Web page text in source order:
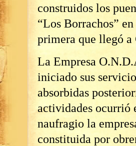
construidos los
“Los Borrachos”
primera que llegó a
La Empresa
iniciado sus
absorbidas
actividades ocurrió
naufragio la
constituida por